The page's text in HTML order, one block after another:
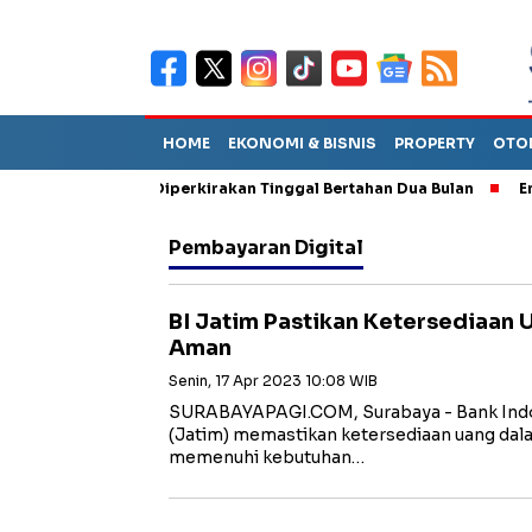
HOME EKONOMI & BISNIS PROPERTY
Sebut TPA Diperkirakan Tinggal Bertahan Dua Bulan
Pembayaran Digital
BI Jatim Pastikan Ketersediaan
Aman
Senin, 17 Apr 2023 10:08 WIB
SURABAYAPAGI.COM, Surabaya - Bank
(Jatim) memastikan ketersediaan uang
memenuhi kebutuhan…